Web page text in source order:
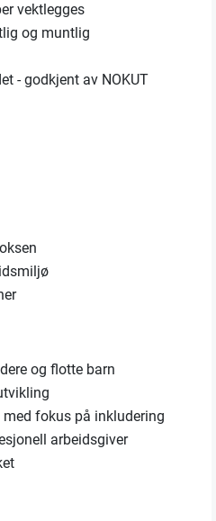
vektlegges
og muntlig
- godkjent av NOKUT
og flotte barn
fokus på inkludering
arbeidsgiver